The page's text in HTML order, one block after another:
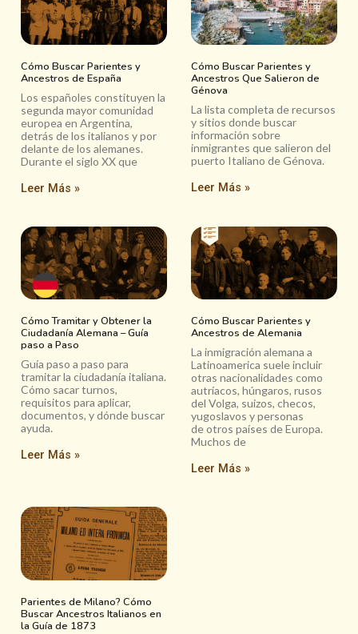
Cómo Buscar Parientes y
Ancestros de España
Los españoles constituyen la
segunda mayor comunidad
europea en Argentina,
detrás de los italianos y por
delante de los alemanes.
Durante el siglo XX que
Leer Más »
Cómo Buscar Parientes y
Ancestros Que Salieron de
Génova
La lista completa de recursos
y sitios donde buscar
información sobre
inmigrantes que salieron del
puerto Italiano de Génova.
Leer Más »
Cómo Tramitar y Obtener la
Ciudadanía Alemana – Guía
paso a Paso
Guía paso a paso para
tramitar la ciudadanía italiana.
Cómo sacar turnos,
requisitos para aplicar,
documentos, y dónde buscar
ayuda.
Leer Más »
Cómo Buscar Parientes y
Ancestros de Alemania
La inmigración alemana a
Latinoamerica suele incluir
otras nacionalidades como
autríacos, húngaros, rusos
del Volga, suizos, checos,
yugoslavos y personas
de otros países de Europa.
Muchos de
Leer Más »
Parientes de Milano? Cómo
Buscar Ancestros Italianos en
la Guía de 1873